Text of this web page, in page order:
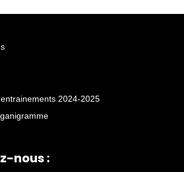
2024-2025
nous :